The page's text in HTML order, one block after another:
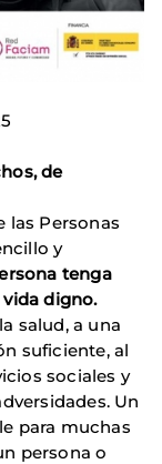
de
las Personas
y
tenga
digno.
salud, a una
suficiente, al
sociales y
Un
para muchas
persona o